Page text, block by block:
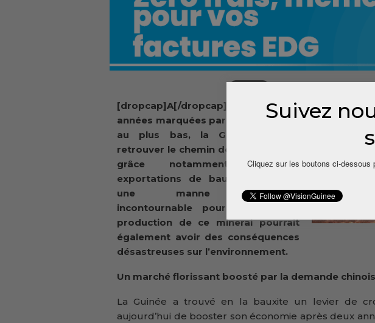
[dropcap]A[/dropcap]près plusieurs
années marquées par une économie
au plus bas, la Guinée semble
retrouver le chemin de la croissance
grâce notamment à ses
exportations de bauxite. Devenue
une manne financière
incontournable pour le pays, la
production de ce minerai pourrait
également avoir des conséquences
désastreuses sur l’environnement.
Un marché florissant boosté par la demande
La Guinée a trouvé en la bauxite un levier de
aujourd’hui de booster son économie après deux
Suivez
Cliquez sur les boutons ci-